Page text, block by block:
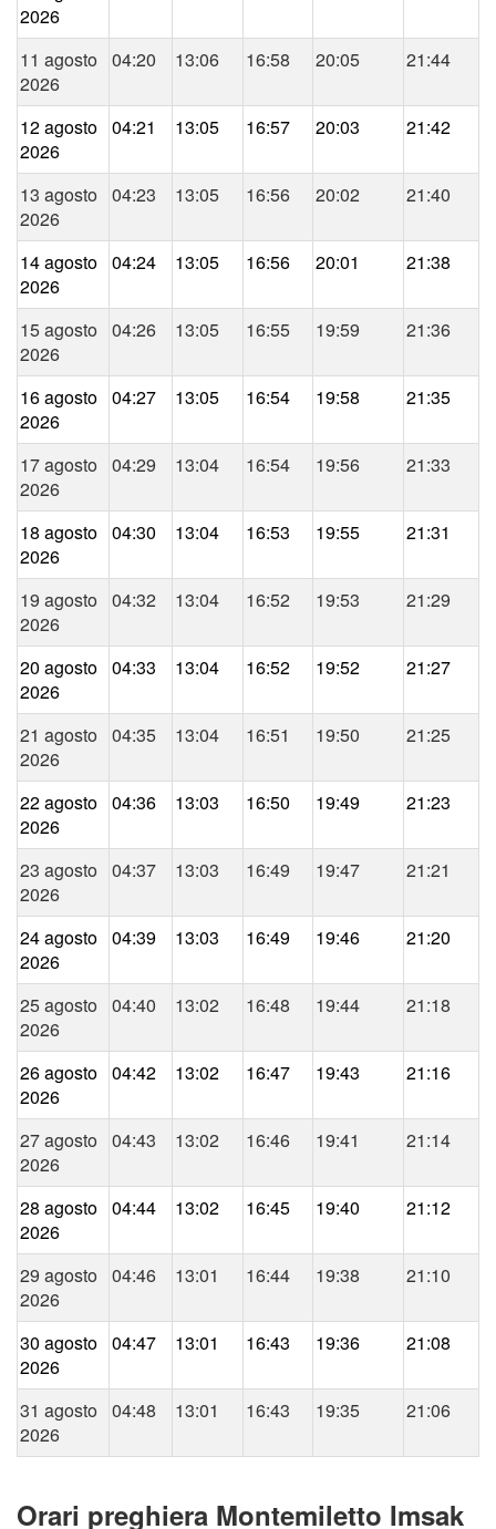
2026
11 agosto
2026
04:20 13:06 16:58 20:05 21:44
12 agosto
2026
04:21 13:05 16:57 20:03 21:42
13 agosto
2026
04:23 13:05 16:56 20:02 21:40
14 agosto
2026
04:24 13:05 16:56 20:01 21:38
15 agosto
2026
04:26 13:05 16:55 19:59 21:36
16 agosto
2026
04:27 13:05 16:54 19:58 21:35
17 agosto
2026
04:29 13:04 16:54 19:56 21:33
18 agosto
2026
04:30 13:04 16:53 19:55 21:31
19 agosto
2026
04:32 13:04 16:52 19:53 21:29
20 agosto
2026
04:33 13:04 16:52 19:52 21:27
21 agosto
2026
04:35 13:04 16:51 19:50 21:25
22 agosto
2026
04:36 13:03 16:50 19:49 21:23
23 agosto
2026
04:37 13:03 16:49 19:47 21:21
24 agosto
2026
04:39 13:03 16:49 19:46 21:20
25 agosto
2026
04:40 13:02 16:48 19:44 21:18
26 agosto
2026
04:42 13:02 16:47 19:43 21:16
27 agosto
2026
04:43 13:02 16:46 19:41 21:14
28 agosto
2026
04:44 13:02 16:45 19:40 21:12
29 agosto
2026
04:46 13:01 16:44 19:38 21:10
30 agosto
2026
04:47 13:01 16:43 19:36 21:08
31 agosto
2026
04:48 13:01 16:43 19:35 21:06
Orari preghiera Montemiletto Imsak